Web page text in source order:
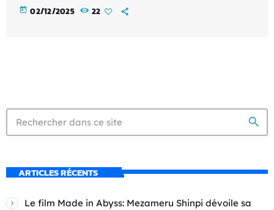
today 02/12/2025 22
search
ARTICLES RÉCENTS
Le film Made in Abyss: Mezameru Shinpi dévoile sa